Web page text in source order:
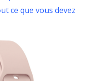
ce que vous devez